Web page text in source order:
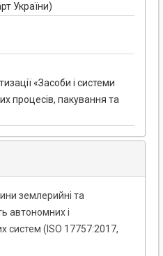
України)
«Засоби і системи
процесів, пакування та
землерийні та
автономних і
систем (ISO 17757:2017,